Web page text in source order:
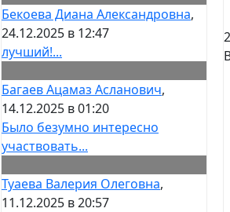
Бекоева Диана Александровна,
24.12.2025 в 12:47
лучший!...
Багаев Ацамаз Асланович,
14.12.2025 в 01:20
Было безумно интересно
участвовать...
Туаева Валерия Олеговна,
11.12.2025 в 20:57